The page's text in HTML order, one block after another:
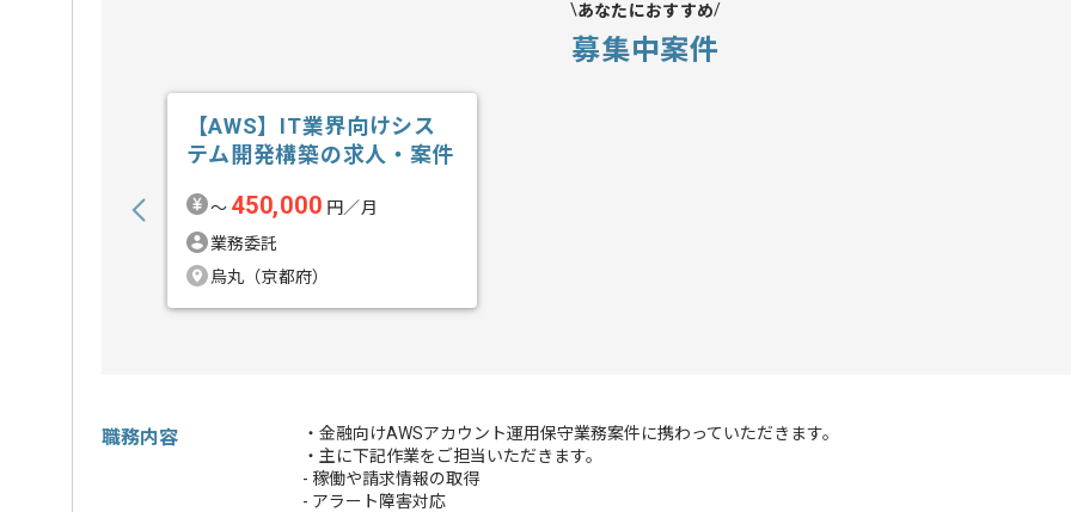
あなたにおすすめ
募集中案件
【AWS】IT業界向けシス
テム開発構築の求人・案件
〜 450,000 円／月
業務委託
烏丸（京都府）
職務内容
・金融向けAWSアカウント運用保守業務案件に携わっていただきます。
・主に下記作業をご担当いただきます。
- 稼働や請求情報の取得
- アラート障害対応